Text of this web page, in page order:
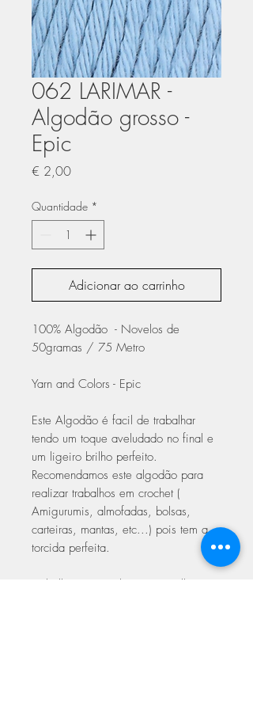
062 LARIMAR -
Algodão grosso -
Epic
€ 2,00Preço
Quantidade *
Adicionar ao carrinho
100% Algodão - Novelos de
50gramas / 75 Metro
Yarn and Colors - Epic
Este Algodão é facil de trabalhar
tendo um toque aveludado no final e
um ligeiro brilho perfeito.
Recomendamos este algodão para
realizar trabalhos em crochet (
Amigurumis, almofadas, bolsas,
carteiras, mantas, etc...) pois tem a
torcida perfeita.
Trabalhar em crochet com agulhas